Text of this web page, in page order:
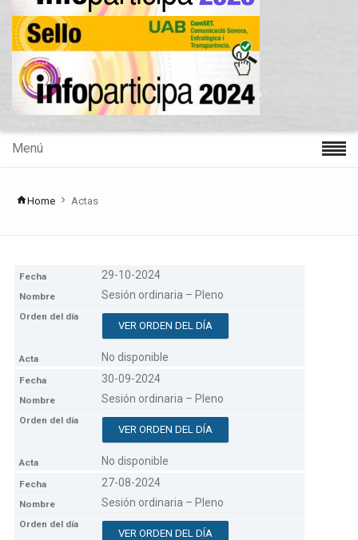
Menú
Home Actas
29-10-2024
Sesión ordinaria – Pleno
VER ORDEN DEL DÍA
No disponible
30-09-2024
Sesión ordinaria – Pleno
VER ORDEN DEL DÍA
No disponible
27-08-2024
Sesión ordinaria – Pleno
VER ORDEN DEL DÍA